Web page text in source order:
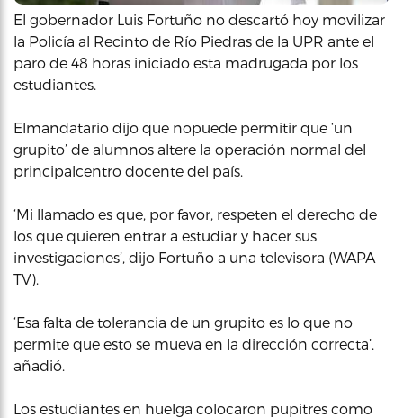
El gobernador Luis Fortuño no descartó hoy movilizar
la Policía al Recinto de Río Piedras de la UPR ante el
paro de 48 horas iniciado esta madrugada por los
estudiantes.
Elmandatario dijo que nopuede permitir que ‘un
grupito’ de alumnos altere la operación normal del
principalcentro docente del país.
‘Mi llamado es que, por favor, respeten el derecho de
los que quieren entrar a estudiar y hacer sus
investigaciones’, dijo Fortuño a una televisora (WAPA
TV).
‘Esa falta de tolerancia de un grupito es lo que no
permite que esto se mueva en la dirección correcta’,
añadió.
Los estudiantes en huelga colocaron pupitres como